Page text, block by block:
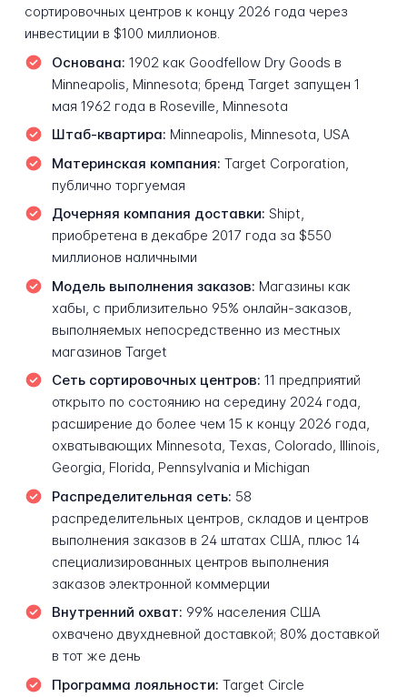
сортировочных центров к концу 2026 года через
инвестиции в $100 миллионов.
Основана: 1902 как Goodfellow Dry Goods в
Minneapolis, Minnesota; бренд Target запущен 1
мая 1962 года в Roseville, Minnesota
Штаб-квартира: Minneapolis, Minnesota, USA
Материнская компания: Target Corporation,
публично торгуемая
Дочерняя компания доставки: Shipt,
приобретена в декабре 2017 года за $550
миллионов наличными
Модель выполнения заказов: Магазины как
хабы, с приблизительно 95% онлайн-заказов,
выполняемых непосредственно из местных
магазинов Target
Сеть сортировочных центров: 11 предприятий
открыто по состоянию на середину 2024 года,
расширение до более чем 15 к концу 2026 года,
охватывающих Minnesota, Texas, Colorado, Illinois,
Georgia, Florida, Pennsylvania и Michigan
Распределительная сеть: 58
распределительных центров, складов и центров
выполнения заказов в 24 штатах США, плюс 14
специализированных центров выполнения
заказов электронной коммерции
Внутренний охват: 99% населения США
охвачено двухдневной доставкой; 80% доставкой
в тот же день
Программа лояльности: Target Circle